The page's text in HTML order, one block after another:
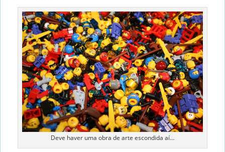
Deve haver uma obra de arte escondida aí…